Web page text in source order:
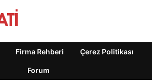
Firma Rehberi Çerez Politikası
Forum